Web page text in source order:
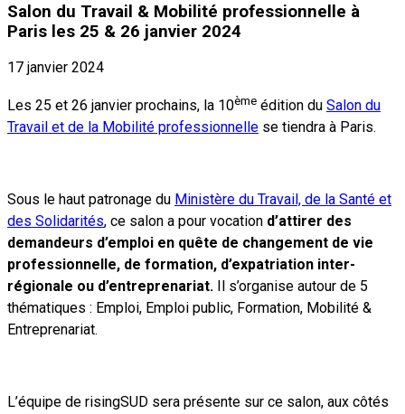
Salon du Travail & Mobilité professionnelle à
Paris les 25 & 26 janvier 2024
17 janvier 2024
Les 25 et 26 janvier prochains, la 10ème édition du Salon du
Travail et de la Mobilité professionnelle se tiendra à Paris.
Sous le haut patronage du Ministère du Travail, de la Santé et
des Solidarités, ce salon a pour vocation d’attirer des
demandeurs d’emploi en quête de changement de vie
professionnelle, de formation, d’expatriation inter-
régionale ou d’entreprenariat. Il s’organise autour de 5
thématiques : Emploi, Emploi public, Formation, Mobilité &
Entreprenariat.
L’équipe de risingSUD sera présente sur ce salon, aux côtés